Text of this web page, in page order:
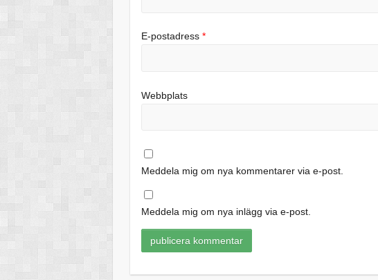
E-postadress*
Webbplats
Meddela mig om nya kommentarer via e-post.
Meddela mig om nya inlägg via e-post.